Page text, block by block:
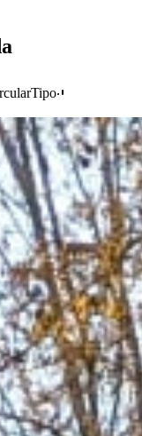
Tipo